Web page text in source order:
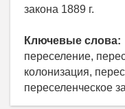
закона 1889 г.
Ключевые слова:
переселение,
колонизация,
переселенческое